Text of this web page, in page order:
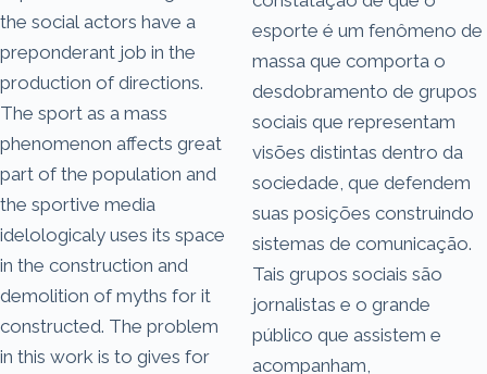
the social actors have a
preponderant job in the
production of directions.
The sport as a mass
phenomenon affects great
part of the population and
the sportive media
idelologicaly uses its space
in the construction and
demolition of myths for it
constructed. The problem
in this work is to gives for
esporte é um fenômeno de
massa que comporta o
desdobramento de grupos
sociais que representam
visões distintas dentro da
sociedade, que defendem
suas posições construindo
sistemas de comunicação.
Tais grupos sociais são
jornalistas e o grande
público que assistem e
acompanham,